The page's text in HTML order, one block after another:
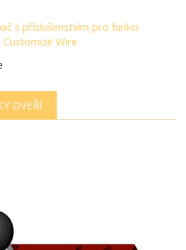
s příslušenstvím pro funkci
Customize Wire
DVEŘÍ